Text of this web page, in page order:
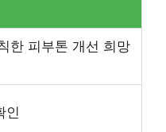
한 피부톤 개선 희망
인